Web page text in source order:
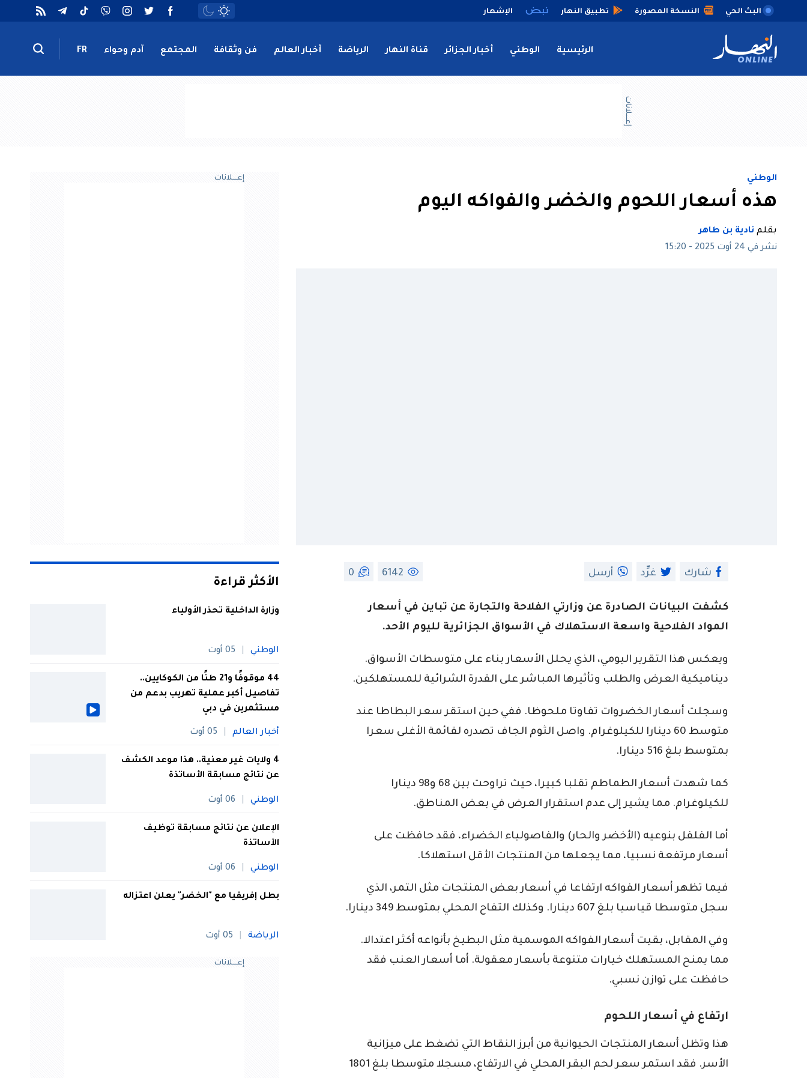
البث الحي النسخة المصورة تطبيق النهار الإشهار
الرئيسية الوطني أخبار الجزائر قناة النهار الرياضة أخبار العالم فن وثقافة المجتمع آدم وحواء FR
إعــــلانات
الوطني
هذه أسعار اللحوم والخضر والفواكه اليوم
بقلم نادية بن طاهر
نشر في 24 أوت 2025 - 15:20
شارك غرِّد أرسل 6142
0
كشفت البيانات الصادرة عن وزارتي الفلاحة والتجارة عن تباين في أسعار
المواد الفلاحية واسعة الاستهلاك في الأسواق الجزائرية لليوم الأحد.
ويعكس هذا التقرير اليومي، الذي يحلل الأسعار بناء على متوسطات الأسواق.
ديناميكية العرض والطلب وتأثيرها المباشر على القدرة الشرائية للمستهلكين.
وسجلت أسعار الخضروات تفاوتا ملحوظا. ففي حين استقر سعر البطاطا عند
متوسط 60 دينارا للكيلوغرام. واصل الثوم الجاف تصدره لقائمة الأغلى سعرا
بمتوسط بلغ 516 دينارا.
كما شهدت أسعار الطماطم تقلبا كبيرا، حيث تراوحت بين 68 و98 دينارا
للكيلوغرام. مما يشير إلى عدم استقرار العرض في بعض المناطق.
أما الفلفل بنوعيه (الأخضر والحار) والفاصولياء الخضراء، فقد حافظت على
أسعار مرتفعة نسبيا، مما يجعلها من المنتجات الأقل استهلاكا.
فيما تظهر أسعار الفواكه ارتفاعا في أسعار بعض المنتجات مثل التمر، الذي
سجل متوسطا قياسيا بلغ 607 دينارا. وكذلك التفاح المحلي بمتوسط 349 دينارا.
وفي المقابل، بقيت أسعار الفواكه الموسمية مثل البطيخ بأنواعه أكثر اعتدالا.
مما يمنح المستهلك خيارات متنوعة بأسعار معقولة. أما أسعار العنب فقد
حافظت على توازن نسبي.
ارتفاع في أسعار اللحوم
هذا وتظل أسعار المنتجات الحيوانية من أبرز النقاط التي تضغط على ميزانية
الأسر. فقد استمر سعر لحم البقر المحلي في الارتفاع، مسجلا متوسطا بلغ 1801
إعــــلانات
الأكثر قراءة
وزارة الداخلية تحذر الأولياء
الوطني 05 أوت
44 موقوفًا و21 طنًا من الكوكايين..
تفاصيل أكبر عملية تهريب بدعم من
مستثمرين في دبي
أخبار العالم 05 أوت
4 ولايات غير معنية.. هذا موعد الكشف
عن نتائج مسابقة الأساتذة
الوطني 06 أوت
الإعلان عن نتائج مسابقة توظيف
الأساتذة
الوطني 06 أوت
بطل إفريقيا مع "الخضر" يعلن اعتزاله
الرياضة 05 أوت
إعــــلانات